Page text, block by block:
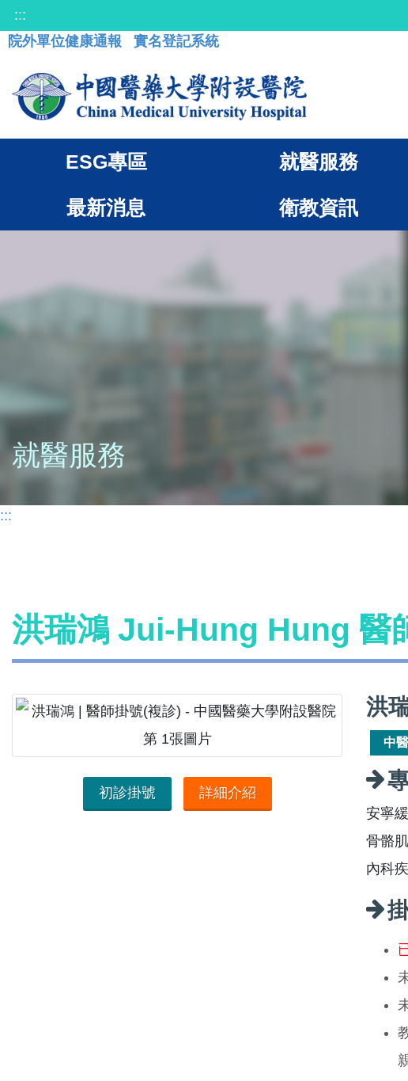
:::
院外單位健康通報
實名登記系統
ESG專區 就醫服務
最新消息 衛教資訊
就醫服務
:::
洪瑞鴻 Jui-Hung Hung 醫
初診掛號 詳細介紹
洪
中
安寧
骨骼
內科